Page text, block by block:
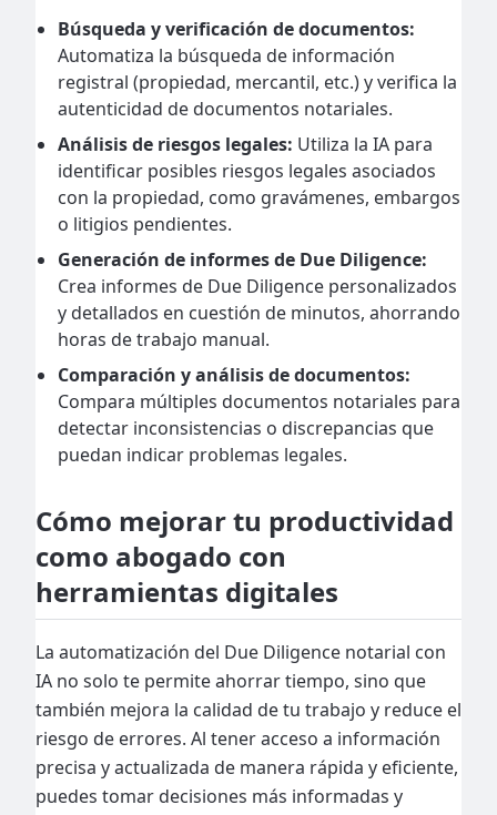
Búsqueda y verificación de documentos:
Automatiza la búsqueda de información
registral (propiedad, mercantil, etc.) y verifica la
autenticidad de documentos notariales.
Análisis de riesgos legales: Utiliza la IA para
identificar posibles riesgos legales asociados
con la propiedad, como gravámenes, embargos
o litigios pendientes.
Generación de informes de Due Diligence:
Crea informes de Due Diligence personalizados
y detallados en cuestión de minutos, ahorrando
horas de trabajo manual.
Comparación y análisis de documentos:
Compara múltiples documentos notariales para
detectar inconsistencias o discrepancias que
puedan indicar problemas legales.
Cómo mejorar tu productividad
como abogado con
herramientas digitales
La automatización del Due Diligence notarial con
IA no solo te permite ahorrar tiempo, sino que
también mejora la calidad de tu trabajo y reduce el
riesgo de errores. Al tener acceso a información
precisa y actualizada de manera rápida y eficiente,
puedes tomar decisiones más informadas y